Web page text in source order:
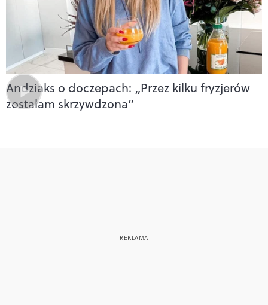
Andziaks o doczepach: „Przez kilku fryzjerów
zostałam skrzywdzona”